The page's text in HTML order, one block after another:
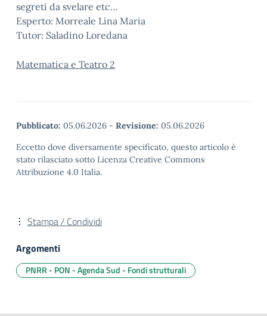
segreti da svelare etc…
Esperto: Morreale Lina Maria
Tutor: Saladino Loredana
Matematica e Teatro 2
Pubblicato: 05.06.2026 - Revisione: 05.06.2026
Eccetto dove diversamente specificato, questo articolo è
stato rilasciato sotto Licenza Creative Commons
Attribuzione 4.0 Italia.
Stampa / Condividi
Argomenti
PNRR - PON - Agenda Sud - Fondi strutturali